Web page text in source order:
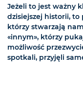
Jeżeli to jest ważny
dzisiejszej historii,
którzy stwarzają
«innym», którzy
możliwość
spotkali, przyjęli